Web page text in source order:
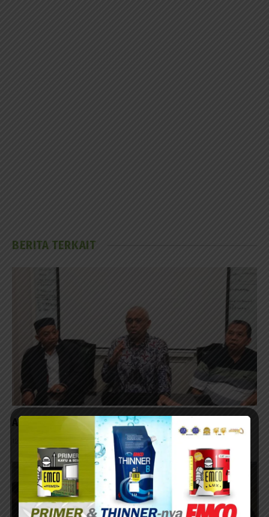
BERITA TERKAIT
Ahmad Riyadh: Kongres PSSI Jatim Kami Tunda